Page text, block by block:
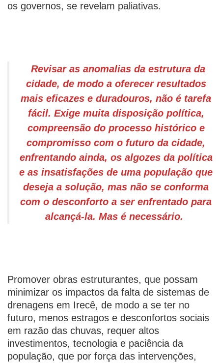
os governos, se revelam paliativas.
Revisar as anomalias da estrutura da
cidade, de modo a oferecer resultados
mais eficazes e duradouros, não é tarefa
fácil. Exige muita disposição política,
compreensão do processo histórico e
compromisso com o futuro da cidade,
enfrentando ainda, os algozes da política
e as insatisfações de uma população que
deseja a solução, mas não se conforma
com o desconforto a ser enfrentado para
alcançá-la. Mas é necessário.
Promover obras estruturantes, que possam
minimizar os impactos da falta de sistemas de
drenagens em Irecê, de modo a se ter no
futuro, menos estragos e desconfortos sociais
em razão das chuvas, requer altos
investimentos, tecnologia e paciência da
população, que por força das intervenções,